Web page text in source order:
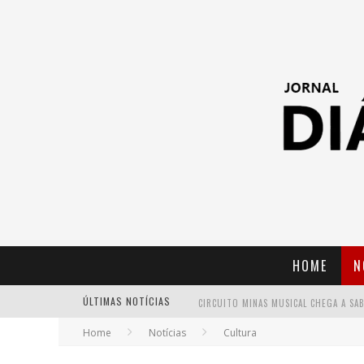
HOME
ÚLTIMAS NOTÍCIAS
Home Notícias Cultura